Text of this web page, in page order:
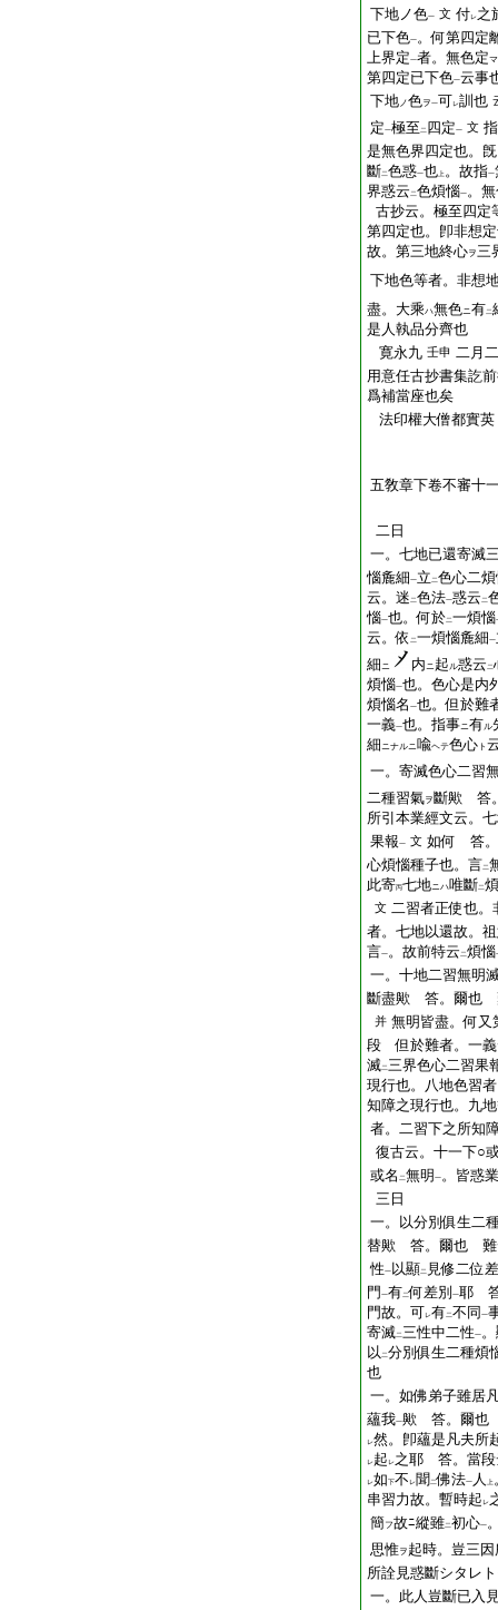
下地ノ色一 文 付レ之
已下色一。何第四定
上界定一者。無色定
第四定已下色一云事
下地ノ色ヲ一可レ訓也
定一極至 二 四定一 文 指
是無色界四定也。
斷二色惑一也 上 。故指一
界惑云 二色煩惱一。
古抄云。極至四定
第四定也。卽非想
故。第三地終心ヲ三
下地色等者。非想
盡。大乘ハ無色ニ有二
是人執品分齊也
寛永九 壬申 二月
用意任古抄書集訖
爲補當座也矣
法印權大僧都實英
五敎章下卷不審十
二日
一。七地已還寄滅
惱麁細一立 二色心二
云。迷 二色法一惑云 二
惱一也。何於二一煩惱
云。依 二一煩惱麁細一
細ニ 内ニ起ル惑云 二
煩惱一也。色心是内
煩惱名 一也。但於難
一義一也。指事ニ有ル
細ニナルニ喩ヘテ色心 ト
一。寄滅色心二習
二種習氣ヲ 斷歟 答
所引本業經文云。
果報一 文 如何 答。
心煩惱種子也。言二
此寄丙七地ニハ唯斷二
文 二習者正使也。
者。七地以還故。
言一。故前特云 二煩惱
一。十地二習無明
斷盡歟 答。爾也
并 無明皆盡。何又
段 但於難者。一義
滅二三界色心二習果
現行也。八地色習
知障之現行也。九
者。二習下之所知
復古云。十一下○
或名 二無明 一。皆惑
三日
一。以分別俱生二
替歟 答。爾也 難
性一 以顯二 見修二位
門 一有二何差別 一耶
門故。可レ有二不同 一
寄滅二三性中二性一
以 二分別俱生二種煩
也
一。如佛弟子雖居
蘊我一歟 答。爾也
レ然。卽蘊是凡夫所
レ起 レ之耶 答。當
レ如下不 レ聞 二佛法一 人 上
串習力故。暫時起 レ
簡フ故ﾆ縱雖二初心一
思惟ヲ 起時。豈三因
所詮見惑斷シタレ
一。此人豈斷已入